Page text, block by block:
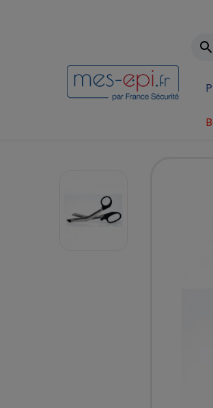
Trousses de secours